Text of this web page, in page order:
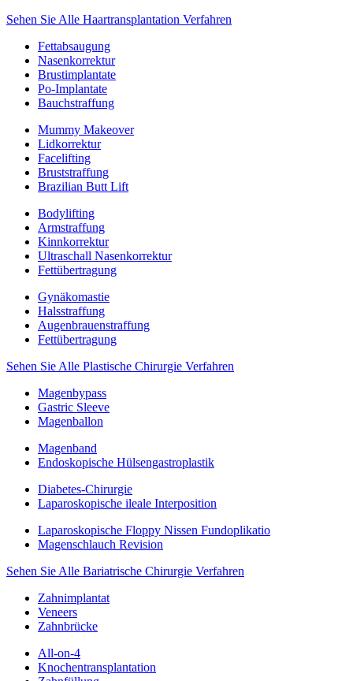
Sehen Sie Alle Haartransplantation Verfahren
Fettabsaugung
Nasenkorrektur
Brustimplantate
Po-Implantate
Bauchstraffung
Mummy Makeover
Lidkorrektur
Facelifting
Bruststraffung
Brazilian Butt Lift
Bodylifting
Armstraffung
Kinnkorrektur
Ultraschall Nasenkorrektur
Fettübertragung
Gynäkomastie
Halsstraffung
Augenbrauenstraffung
Fettübertragung
Sehen Sie Alle Plastische Chirurgie Verfahren
Magenbypass
Gastric Sleeve
Magenballon
Magenband
Endoskopische Hülsengastroplastik
Diabetes-Chirurgie
Laparoskopische ileale Interposition
Laparoskopische Floppy Nissen Fundoplikatio
Magenschlauch Revision
Sehen Sie Alle Bariatrische Chirurgie Verfahren
Zahnimplantat
Veneers
Zahnbrücke
All-on-4
Knochentransplantation